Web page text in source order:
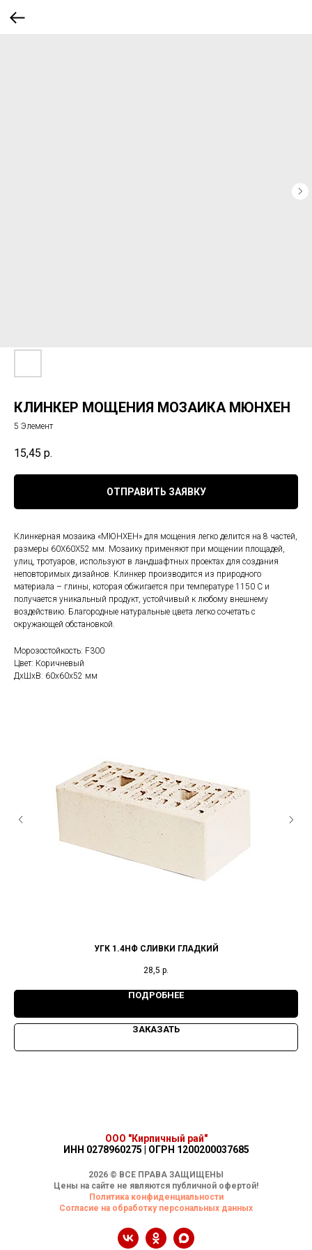
КЛИНКЕР МОЩЕНИЯ МОЗАИКА МЮНХЕН
5 Элемент
15,45 р.
ОТПРАВИТЬ ЗАЯВКУ
Клинкерная мозаика «МЮНХЕН» для мощения легко делится на 8 частей,
размеры 60Х60Х52 мм. Мозаику применяют при мощении площадей,
улиц, тротуаров, используют в ландшафтных проектах для создания
неповторимых дизайнов. Клинкер производится из природного
материала – глины, которая обжигается при температуре 1150 С и
получается уникальный продукт, устойчивый к любому внешнему
воздействию. Благородные натуральные цвета легко сочетать с
окружающей обстановкой.
Морозостойкость: F300
Цвет: Коричневый
ДxШxВ: 60x60x52 мм
УГК 1.4НФ СЛИВКИ ГЛАДКИЙ
28,5 р.
ПОДРОБНЕЕ
ЗАКАЗАТЬ
ООО "Кирпичный рай"
ИНН 0278960275 | ОГРН 1200200037685
2026 © ВСЕ ПРАВА ЗАЩИЩЕНЫ
Цены на сайте не являются публичной офертой!
Политика конфиденциальности
Согласие на обработку персональных данных